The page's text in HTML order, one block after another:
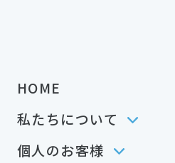
HOME
私たちについて
個人のお客様